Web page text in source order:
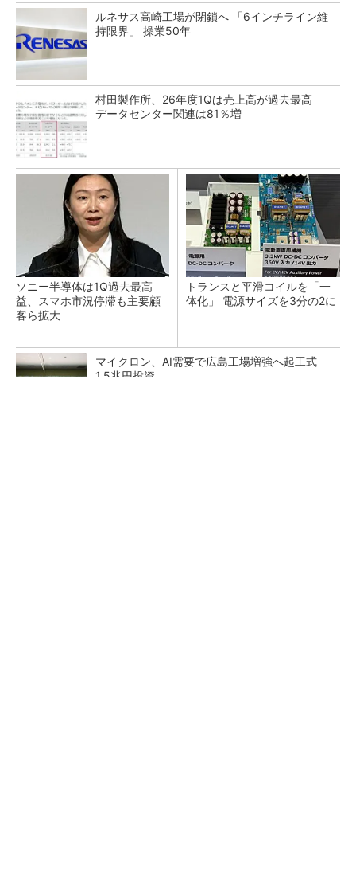
ルネサス高崎工場が閉鎖へ 「6インチライン維
持限界」 操業50年
村田製作所、26年度1Qは売上高が過去最高
データセンター関連は81％増
ソニー半導体は1Q過去最高
益、スマホ市況停滞も主要顧
客ら拡大
トランスと平滑コイルを「一
体化」 電源サイズを3分の2に
マイクロン、AI需要で広島工場増強へ起工式
1.5兆円投資